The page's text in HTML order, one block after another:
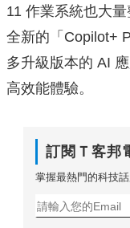
11 作業系統也大
全新的「Copilot+
多升級版本的 AI
高效能體驗。
訂閱Ｔ客邦
掌握最熱門的科技